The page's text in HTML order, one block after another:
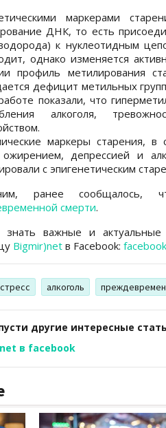
маркерами
ДНК, то есть
к нуклеотидным
однако изменяется
профиль метилирования
дефицит метильных
показали, что
алкоголя,
маркеры старения,
ожирением, депрессией и
с эпигенетическим
ранее сообщалось,
смерти.
знать важные и
Bigmir)net в Facebook:
стресс алкоголь
другие интересные
в facebook